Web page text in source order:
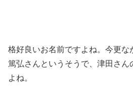
格好良いお名前ですよね。今更な
篤弘さんというそうで、津田さん
よね。